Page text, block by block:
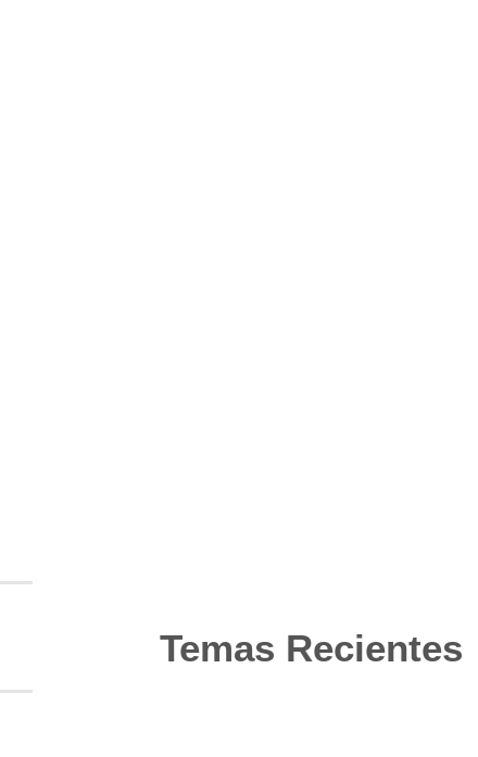
Temas Recientes